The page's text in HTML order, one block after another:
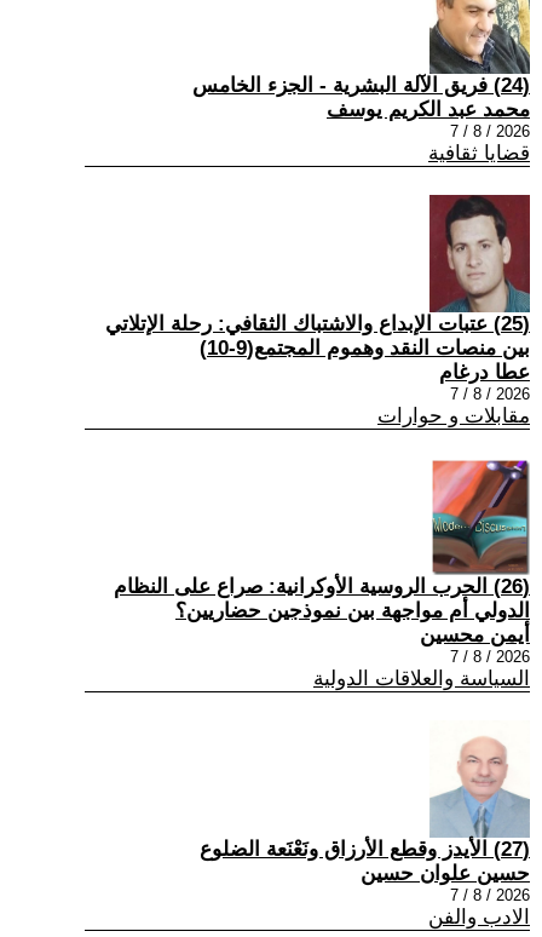
(24) فريق الآلة البشرية - الجزء الخامس
محمد عبد الكريم يوسف
2026 / 8 / 7
قضايا ثقافية
(25) عتبات الإبداع والاشتباك الثقافي: رحلة الإتلاتي
بين منصات النقد وهموم المجتمع(9-10)
عطا درغام
2026 / 8 / 7
مقابلات و حوارات
(26) الحرب الروسية الأوكرانية: صراع على النظام
الدولي أم مواجهة بين نموذجين حضاريين؟
أيمن محسين
2026 / 8 / 7
السياسة والعلاقات الدولية
(27) الأيدز وقطع الأرزاق ونَعْنَعة الضلوع
حسين علوان حسين
2026 / 8 / 7
الادب والفن